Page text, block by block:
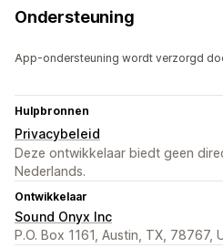
Ondersteuning
App-ondersteuning wordt verzorgd
Hulpbronnen
Privacybeleid
Deze ontwikkelaar biedt geen
Nederlands.
Ontwikkelaar
Sound Onyx Inc
P.O. Box 1161, Austin, TX, 78767,